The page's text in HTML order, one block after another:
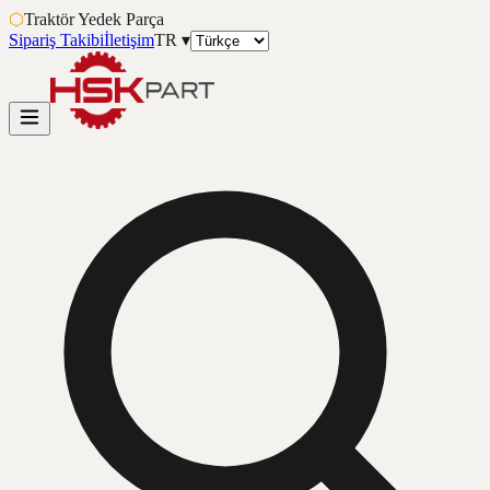
⬡Traktör Yedek Parça
Sipariş TakibiİletişimTR ▾